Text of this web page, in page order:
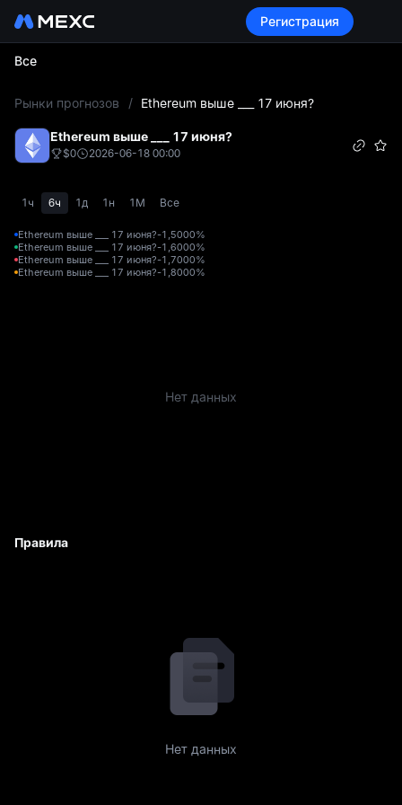
Регистрация
Все
Рынки прогнозов / Ethereum выше ___ 17 июня?
Ethereum выше ___ 17 июня?
$0 2026-06-18 00:00
1ч 6ч 1д 1н 1М Все
Ethereum выше ___ 17 июня?-1,5000%
Ethereum выше ___ 17 июня?-1,6000%
Ethereum выше ___ 17 июня?-1,7000%
Ethereum выше ___ 17 июня?-1,8000%
Нет данных
Правила
Нет данных